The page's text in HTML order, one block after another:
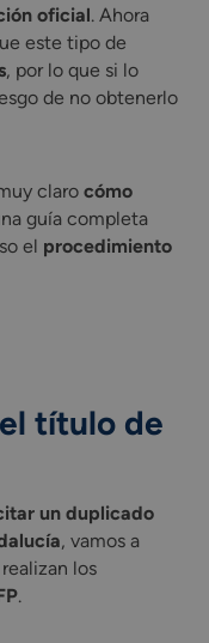
oficial. Ahora
este tipo de
, por lo que si lo
de no obtenerlo
claro cómo
guía completa
el procedimiento
título de
un duplicado
, vamos a
los
.